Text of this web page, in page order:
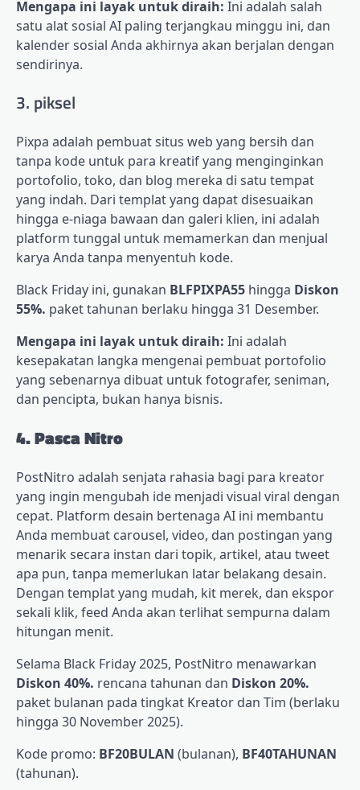
Mengapa ini layak untuk diraih: Ini adalah salah
satu alat sosial AI paling terjangkau minggu ini, dan
kalender sosial Anda akhirnya akan berjalan dengan
sendirinya.
3. piksel
Pixpa adalah pembuat situs web yang bersih dan
tanpa kode untuk para kreatif yang menginginkan
portofolio, toko, dan blog mereka di satu tempat
yang indah. Dari templat yang dapat disesuaikan
hingga e-niaga bawaan dan galeri klien, ini adalah
platform tunggal untuk memamerkan dan menjual
karya Anda tanpa menyentuh kode.
Black Friday ini, gunakan BLFPIXPA55 hingga Diskon
55%. paket tahunan berlaku hingga 31 Desember.
Mengapa ini layak untuk diraih: Ini adalah
kesepakatan langka mengenai pembuat portofolio
yang sebenarnya dibuat untuk fotografer, seniman,
dan pencipta, bukan hanya bisnis.
4. Pasca Nitro
PostNitro adalah senjata rahasia bagi para kreator
yang ingin mengubah ide menjadi visual viral dengan
cepat. Platform desain bertenaga AI ini membantu
Anda membuat carousel, video, dan postingan yang
menarik secara instan dari topik, artikel, atau tweet
apa pun, tanpa memerlukan latar belakang desain.
Dengan templat yang mudah, kit merek, dan ekspor
sekali klik, feed Anda akan terlihat sempurna dalam
hitungan menit.
Selama Black Friday 2025, PostNitro menawarkan
Diskon 40%. rencana tahunan dan Diskon 20%.
paket bulanan pada tingkat Kreator dan Tim (berlaku
hingga 30 November 2025).
Kode promo: BF20BULAN (bulanan), BF40TAHUNAN
(tahunan).